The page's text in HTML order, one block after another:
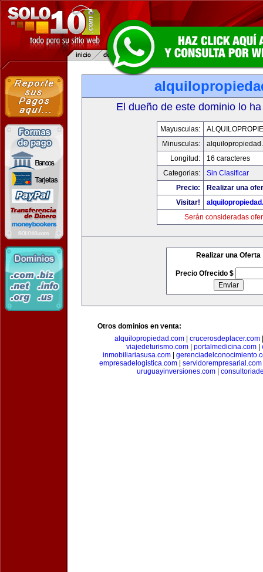
El dueño de este dominio lo
Mayusculas:
Minusculas:
Longitud:
16 caracteres
Categorias:
Sin Clasificar
Precio:
Realizar una
Visitar!
Serán consideradas
Realizar una Oferta
Precio Ofrecido $
Otros dominios en venta:
alquilopropiedad.com| crucerosdeplacer.com
viajedeturismo.com
portalmedicina.com
inmobiliariasusa.com
empresadelogistica.com| servidorempresarial.com
uruguayinversiones.com